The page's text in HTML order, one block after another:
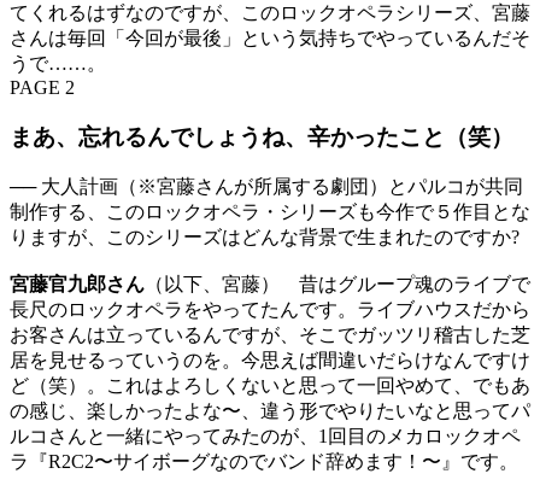
てくれるはずなのですが、このロックオペラシリーズ、宮藤
さんは毎回「今回が最後」という気持ちでやっているんだそ
うで……。
PAGE 2
まあ、忘れるんでしょうね、辛かったこと（笑）
── 大人計画（※宮藤さんが所属する劇団）とパルコが共同
制作する、このロックオペラ・シリーズも今作で５作目とな
りますが、このシリーズはどんな背景で生まれたのですか?
宮藤官九郎さん （以下、宮藤） 昔はグループ魂のライブで
長尺のロックオペラをやってたんです。ライブハウスだから
お客さんは立っているんですが、そこでガッツリ稽古した芝
居を見せるっていうのを。今思えば間違いだらけなんですけ
ど（笑）。これはよろしくないと思って一回やめて、でもあ
の感じ、楽しかったよな〜、違う形でやりたいなと思ってパ
ルコさんと一緒にやってみたのが、1回目のメカロックオペ
ラ『R2C2〜サイボーグなのでバンド辞めます！〜』です。